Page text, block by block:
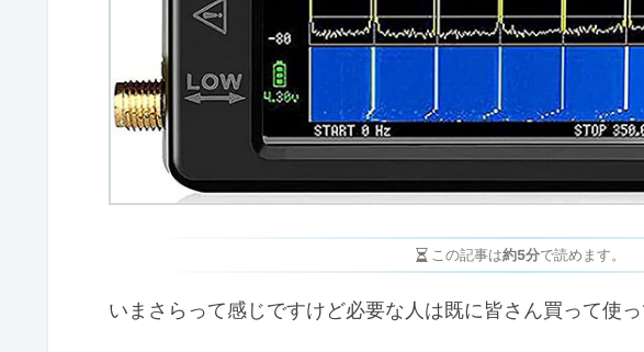
この記事は約5分で読めます。
いまさらって感じですけど必要な人は既に皆さん買って使